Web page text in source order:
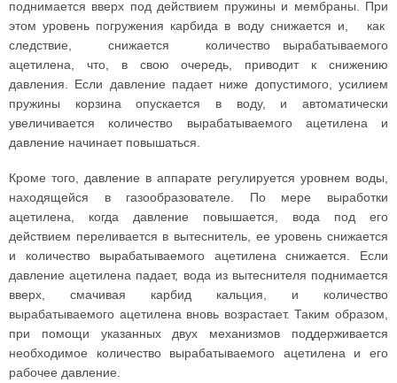
поднимается вверх под действием пружины и мембраны. При
этом уровень погружения карбида в воду снижается и, как
следствие, снижается количество вырабатываемого
ацетилена, что, в свою очередь, приводит к снижению
давления. Если давление падает ниже допустимого, усилием
пружины корзина опускается в воду, и автоматически
увеличивается количество вырабатываемого ацетилена и
давление начинает повышаться.
Кроме того, давление в аппарате регулируется уровнем воды,
находящейся в газообразователе. По мере выработки
ацетилена, когда давление повышается, вода под его
действием переливается в вытеснитель, ее уровень снижается
и количество вырабатываемого ацетилена снижается. Если
давление ацетилена падает, вода из вытеснителя поднимается
вверх, смачивая карбид кальция, и количество
вырабатываемого ацетилена вновь возрастает. Таким образом,
при помощи указанных двух механизмов поддерживается
необходимое количество вырабатываемого ацетилена и его
рабочее давление.